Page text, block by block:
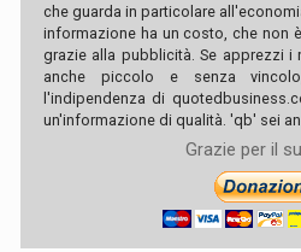
che guarda in particolare
informazione ha un costo, che non
grazie alla pubblicità. Se apprezzi i
anche piccolo e senza
l'indipendenza di
un'informazione di qualità. 'qb' sei
Grazie per il